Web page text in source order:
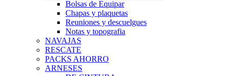
Bolsas de Equipar
Chapas y plaquetas
Reuniones y descuelgues
Notas y topografia
NAVAJAS
RESCATE
PACKS AHORRO
ARNESES